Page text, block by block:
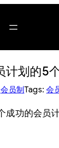
计划的5
会员制Tags:会
成功的会员